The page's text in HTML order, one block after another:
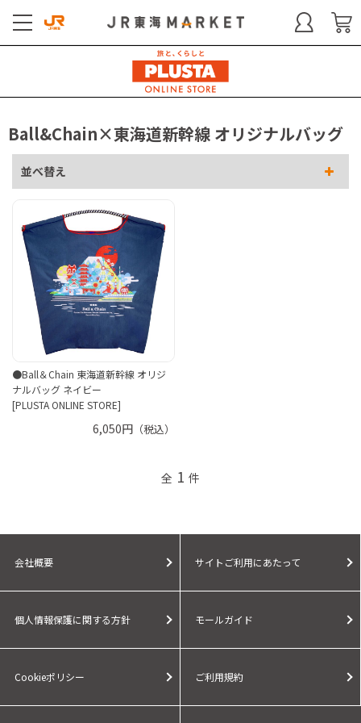
Ball&Chain×東海道新幹線 オリジナルバッグ
並べ替え
●Ball＆Chain 東海道新幹線 オリジ
ナルバッグ ネイビー
[PLUSTA ONLINE STORE]
6,050円（税込）
全 1 件
会社概要 サイトご利用にあたって
個人情報保護に関する方針 モールガイド
Cookieポリシー ご利用規約